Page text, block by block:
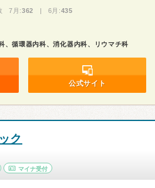
7月:362 | 6月:435
、循環器内科、消化器内科、リウマチ科
公式サイト
ク
マイナ受付